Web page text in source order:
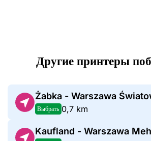
Другие принтеры
Żabka - Warszawa
Выбрать 0,7 km
Kaufland - Warszawa